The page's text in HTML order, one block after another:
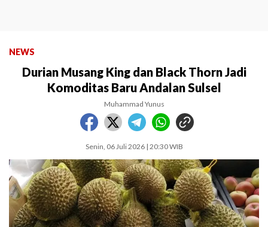
NEWS
Durian Musang King dan Black Thorn Jadi
Komoditas Baru Andalan Sulsel
Muhammad Yunus
Senin, 06 Juli 2026 | 20:30 WIB